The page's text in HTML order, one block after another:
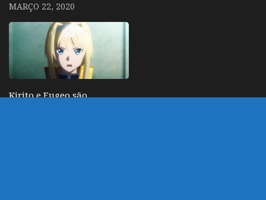
MARÇO 22, 2020
Kirito e Eugeo são